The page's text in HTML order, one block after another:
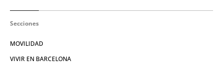
Secciones
MOVILIDAD
VIVIR EN BARCELONA